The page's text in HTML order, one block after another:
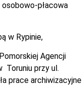
płacowa
w Rypinie,
Agencji
Toruniu przy ul.
prace archiwizacyjne